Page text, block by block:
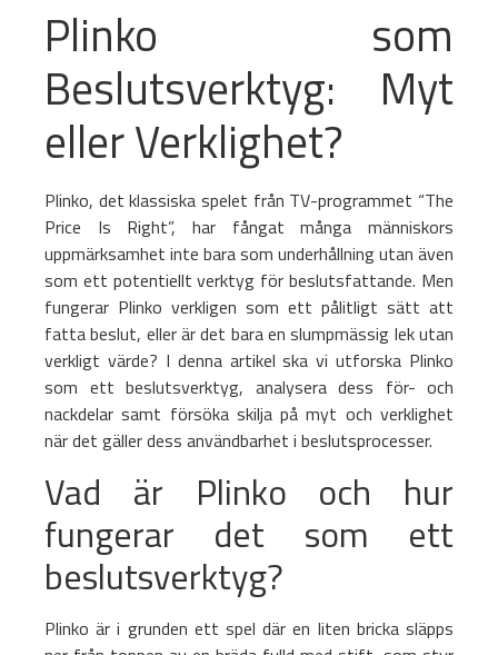
Plinko som
Beslutsverktyg: Myt
eller Verklighet?
Plinko, det klassiska spelet från TV-programmet “The
Price Is Right”, har fångat många människors
uppmärksamhet inte bara som underhållning utan även
som ett potentiellt verktyg för beslutsfattande. Men
fungerar Plinko verkligen som ett pålitligt sätt att
fatta beslut, eller är det bara en slumpmässig lek utan
verkligt värde? I denna artikel ska vi utforska Plinko
som ett beslutsverktyg, analysera dess för- och
nackdelar samt försöka skilja på myt och verklighet
när det gäller dess användbarhet i beslutsprocesser.
Vad är Plinko och hur
fungerar det som ett
beslutsverktyg?
Plinko är i grunden ett spel där en liten bricka släpps